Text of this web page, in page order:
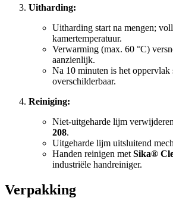
Uitharding:
Uitharding start na mengen;
kamertemperatuur.
Verwarming (max. 60 °C)
aanzienlijk.
Na 10 minuten is het oppervlak
overschilderbaar.
Reiniging:
Niet-uitgeharde lijm
208.
Uitgeharde lijm uitsluitend
Handen reinigen met Sika®
industriële handreiniger.
Verpakking